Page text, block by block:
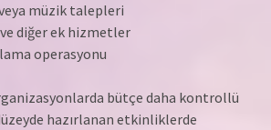
müzik talepleri
diğer ek hizmetler
operasyonu
bütçe daha kontrollü
hazırlanan etkinliklerde